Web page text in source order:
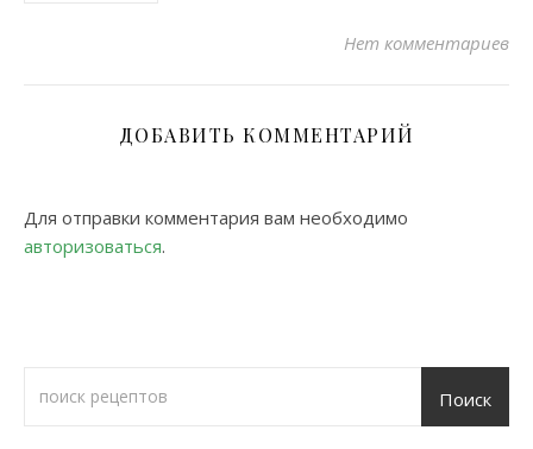
Нет комментариев
ДОБАВИТЬ КОММЕНТАРИЙ
Для отправки комментария вам необходимо
авторизоваться.
Поиск